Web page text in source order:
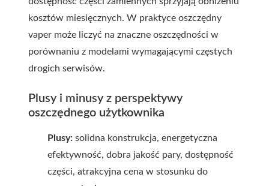
kosztów miesięcznych. W praktyce oszczędny
vaper może liczyć na znaczne oszczędności w
porównaniu z modelami wymagającymi częstych
drogich serwisów.
Plusy i minusy z perspektywy
oszczędnego użytkownika
Plusy: solidna konstrukcja, energetyczna
efektywność, dobra jakość pary, dostępność
części, atrakcyjna cena w stosunku do